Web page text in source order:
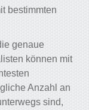
bestimmten
genaue
können mit
Anzahl an
sind,